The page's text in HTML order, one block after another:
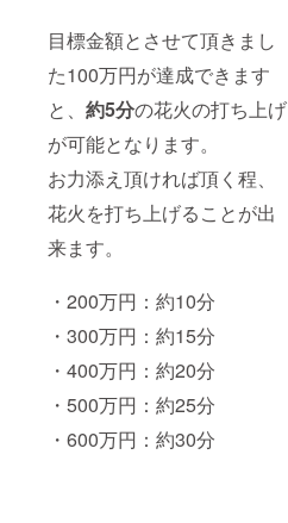
目標金額とさせて頂きまし
た100万円が達成できます
と、 約5分の花火の打ち上げ
が可能となります。
お力添え頂ければ頂く程、
花火を打ち上げることが出
来ます。
・200万円：約10分
・300万円：約15分
・400万円：約20分
・500万円：約25分
・600万円：約30分